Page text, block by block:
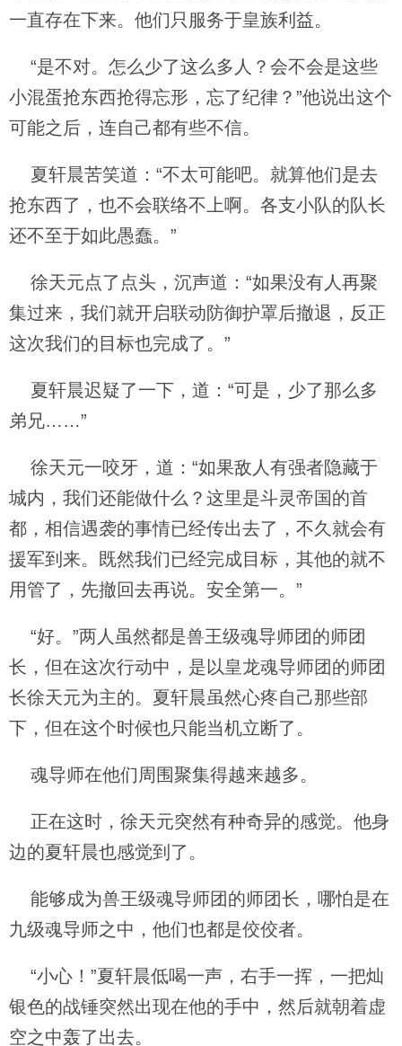
一直存在下来。他们只服务于皇族利益。
“是不对。怎么少了这么多人？会不会是这些
小混蛋抢东西抢得忘形，忘了纪律？”他说出这个
可能之后，连自己都有些不信。
夏轩晨苦笑道：“不太可能吧。就算他们是去
抢东西了，也不会联络不上啊。各支小队的队长
还不至于如此愚蠢。”
徐天元点了点头，沉声道：“如果没有人再聚
集过来，我们就开启联动防御护罩后撤退，反正
这次我们的目标也完成了。”
夏轩晨迟疑了一下，道：“可是，少了那么多
弟兄……”
徐天元一咬牙，道：“如果敌人有强者隐藏于
城内，我们还能做什么？这里是斗灵帝国的首
都，相信遇袭的事情已经传出去了，不久就会有
援军到来。既然我们已经完成目标，其他的就不
用管了，先撤回去再说。安全第一。”
“好。”两人虽然都是兽王级魂导师团的师团
长，但在这次行动中，是以皇龙魂导师团的师团
长徐天元为主的。夏轩晨虽然心疼自己那些部
下，但在这个时候也只能当机立断了。
魂导师在他们周围聚集得越来越多。
正在这时，徐天元突然有种奇异的感觉。他身
边的夏轩晨也感觉到了。
能够成为兽王级魂导师团的师团长，哪怕是在
九级魂导师之中，他们也都是佼佼者。
“小心！”夏轩晨低喝一声，右手一挥，一把灿
银色的战锤突然出现在他的手中，然后就朝着虚
空之中轰了出去。